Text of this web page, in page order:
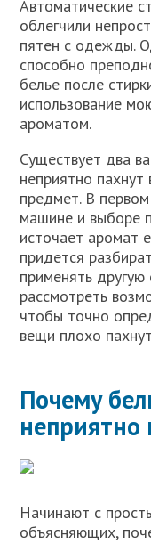
Автоматические
облегчили
пятен с одежды.
способно
белье после
использование
ароматом.
Существует два
неприятно
предмет. В
машине и выборе
источает аромат
придется
применять другую
рассмотреть
чтобы точно
вещи плохо
Почему
неприятно
Начинают с
объясняющих,